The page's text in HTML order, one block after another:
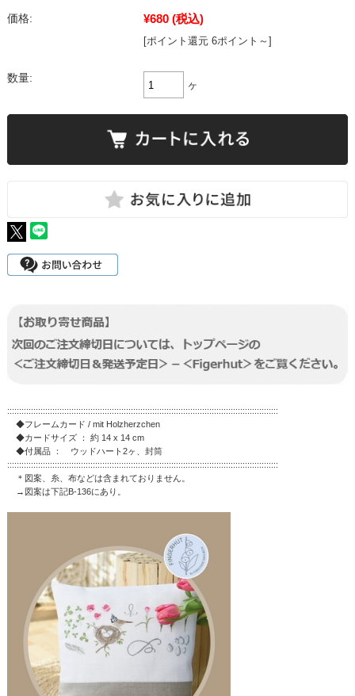
価格: ¥680 (税込)
[ポイント還元 6ポイント～]
数量:
ヶ
::::::::::::::::::::::::::::::::::::::::::::::::::::::::::::::::::::::::::::::::::::::::::::::::::::::::::::::::::
◆フレームカード / mit Holzherzchen
◆カードサイズ ： 約 14 x 14 cm
◆付属品 ： ウッドハート2ヶ、封筒
::::::::::::::::::::::::::::::::::::::::::::::::::::::::::::::::::::::::::::::::::::::::::::::::::::::::::::::::::
＊図案、糸、布などは含まれておりません。
→図案は下記B-136にあり。